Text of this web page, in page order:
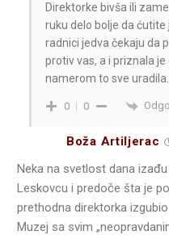
Direktorke bivša ili
ruku delo bolje da ćutite
radnici jedva čekaju da
protiv vas, a i priznala
namerom to sve uradila.
0 0
Boža Artiljerac
Neka na svetlost dana
Leskovcu i predoče šta je
prethodna direktorka
Muzej sa svim